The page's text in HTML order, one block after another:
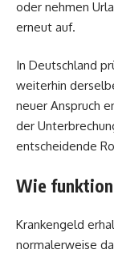
oder nehmen
erneut auf.
In Deutschland
weiterhin
neuer Anspruch
der
entscheidende
Wie
Krankengeld
normalerweise